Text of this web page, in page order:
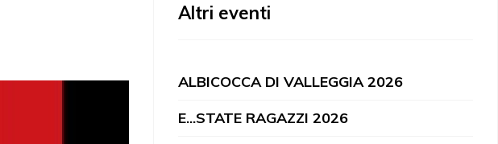
Altri eventi
ALBICOCCA DI VALLEGGIA 2026
E...STATE RAGAZZI 2026